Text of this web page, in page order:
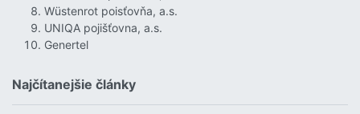
Wüstenrot poisťovňa, a.s.
UNIQA pojišťovna, a.s.
Genertel
Najčítanejšie články